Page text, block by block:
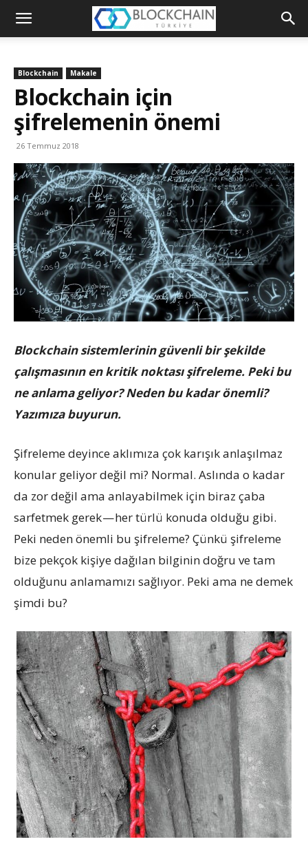
Blockchain
Platformu
Blockchain Makale
Blockchain için
şifrelemenin önemi
26 Temmuz 2018
Blockchain sistemlerinin güvenli bir şekilde
çalışmasının en kritik noktası şifreleme. Peki bu
ne anlama geliyor? Neden bu kadar önemli?
Yazımıza buyurun.
Şifreleme deyince aklımıza çok karışık anlaşılmaz
konular geliyor değil mi? Normal. Aslında o kadar
da zor değil ama anlayabilmek için biraz çaba
sarfetmek gerek — her türlü konuda olduğu gibi.
Peki neden önemli bu şifreleme? Çünkü şifreleme
bize pekçok kişiye dağılan bilginin doğru ve tam
olduğunu anlamamızı sağlıyor. Peki ama ne demek
şimdi bu?